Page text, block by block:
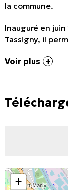
la commune.
Inauguré en
Tassigny, il
Voir plus
+